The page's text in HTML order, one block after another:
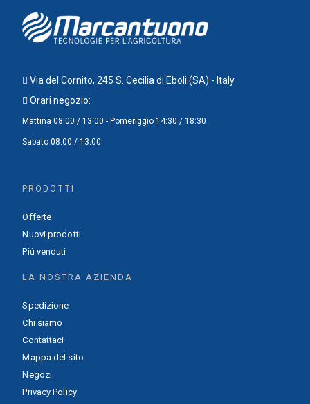
Via del Cornito, 245 S. Cecilia di Eboli (SA) - Italy
Orari negozio:
Mattina 08:00 / 13:00 - Pomeriggio 14:30 / 18:30
Sabato 08:00 / 13:00
PRODOTTI
Offerte
Nuovi prodotti
Più venduti
LA NOSTRA AZIENDA
Spedizione
Chi siamo
Contattaci
Mappa del sito
Negozi
Privacy Policy